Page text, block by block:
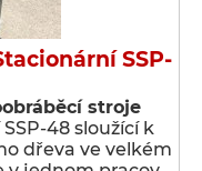
SSP-
stroje
48 sloužící k
dřeva ve velkém